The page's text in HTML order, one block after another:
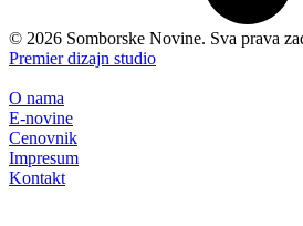
© 2026 Somborske Novine. Sva prava
Premier dizajn studio
O nama
E-novine
Cenovnik
Impresum
Kontakt